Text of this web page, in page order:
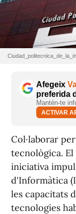
Afegeix
preferida
Mantén-te
ACTIVAR
Col·laborar
tecnològica.
iniciativa
d'Informàtica
les capacitats
tecnologies